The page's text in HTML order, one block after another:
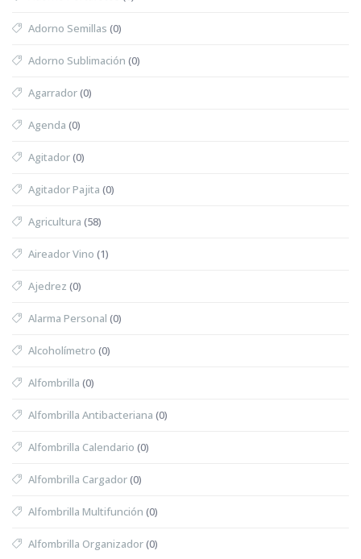
Adorno Semillas (0)
Adorno Sublimación (0)
Agarrador(0)
Agenda (0)
Agitador(0)
Agitador Pajita (0)
Agricultura (58)
Aireador Vino (1)
Ajedrez (0)
Alarma Personal (0)
Alcoholímetro (0)
Alfombrilla (0)
Alfombrilla Antibacteriana (0)
Alfombrilla Calendario (0)
Alfombrilla Cargador(0)
Alfombrilla Multifunción (0)
Alfombrilla Organizador(0)